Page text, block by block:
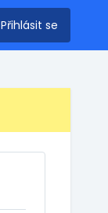
Přihlásit se